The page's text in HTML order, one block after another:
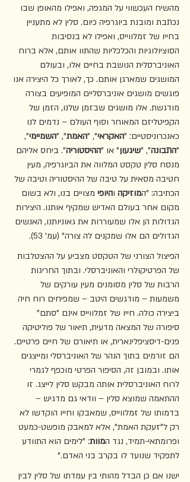
מהשיח העכשווי על המגפה, ואפילו מהאופן שבו
נכתבת ומובנת ביוגרפיה כיום. סלין לא מתעניין
בחייו של זמלווייס, ואפילו לא בנסיבות
הסוציולוגיות והכלכליות שהתוו אותם, אלא ברוח
האוניברסלית הנושבת בחיים אלו, ובעולם
המושגים שמארגן אותם. כך, לאורך כל היצירה אנו
פוגשים מושגים אוניברסליים המופיעים בצורה
מודגשת. אלו מושגים שבזמן שלנו, הזמן של
הקפיטליזם המאוחר וסוף העולם – נדמים לנו
כאנכרוניסטיים: "האקראי", "האמת", "השמיימי",
"התבונה", "שיגעון" או "ההיסטוריה". ביחס אליהם
מנסח סלין טקסט המלווה את הביוגרפיה, מעין
חטיבה מסאית על טיבה של ההיסטוריה וטיבה של
הכתיבה: "המוזיקה והיופי מצויים בנו, ולא בשום
מקום אחר בעולם האדיש שמקיף אותנו. היצירות
הגדולות הן אלו שמעוררות את גאוניותנו, האנשים
הגדולים הם אלו שמקנים לה צורה" (עמ' 53).
הפיצול הצורני של הטקסט מצביע על ההצטלבות
של הפרטיקולרי והאוניברסלי. ובתוך החריגוֹת
הרבות של סלין מסומנים מעין עורקים של
משמעות – מודגשים היטב – שמפיחים רוח חיה
ביצירה כולה. חייו של זמלווייס אינם "סתם"
סיפורה של המצאה מדעית, תיאור של פוליטיקה
פנים-דיסציפלינארית, או תיאורם של חיים פרטיים.
הם זורמים בתוך הנהר של האוניברסלי ומייצגים
אותו. ובמובן זה, הסיפור הפרטי מוכפף לגמרי
לרוח האוניברסלית אותה מבקש סלין לייצג. זו
ההתאמה שמוצא סלין – וודאי גם מדגיש –
בדמותו של זמלווייס, שמאבקו וחייו הוקדשו לא
רק ל"זעקת האמת", אלא למאבק מופשט-כמעט
ופרומתאי-תמיד, נגד המוות: "לימים הוא התוודע
לתפקיד שנועד לו בקרב בני האדם."
ישנו אם כן הבדל מהותי בין עמדתו של סלין לבין